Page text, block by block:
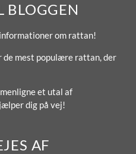
BLOGGEN
om rattan!
de mest populære rattan, der
et utal af
dig på vej!
AF